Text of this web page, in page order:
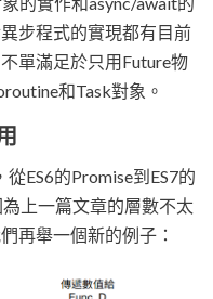
步程式的實現都有目前
單滿足於只用Future物
和Task對象。
ES6的Promise到ES7的
上一篇文章的層數不太
再舉一個新的例子：